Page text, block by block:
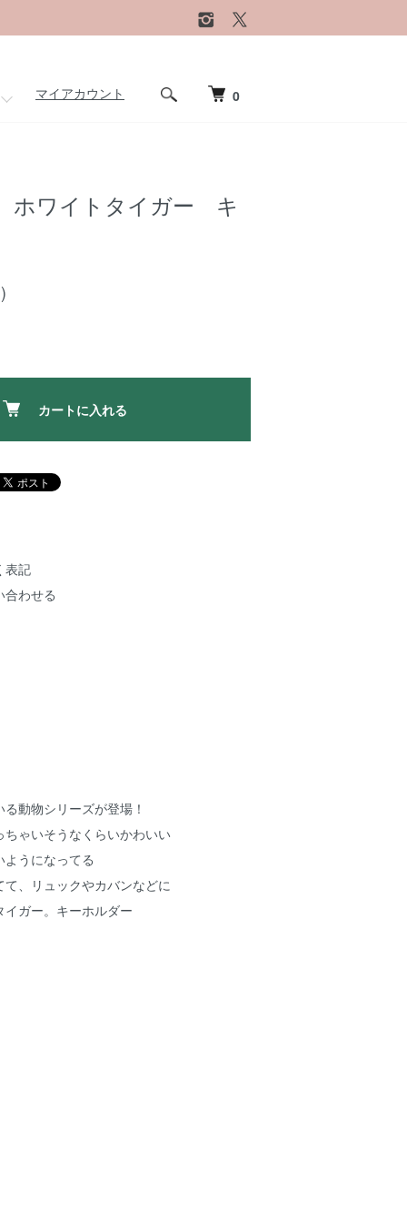
マイアカウント 0
ホワイトタイガー キ
カートに入れる
表記
合わせる
動物シリーズが登場！
ちゃいそうなくらいかわいい
うになってる
、リュックやカバンなどに
ガー。キーホルダー